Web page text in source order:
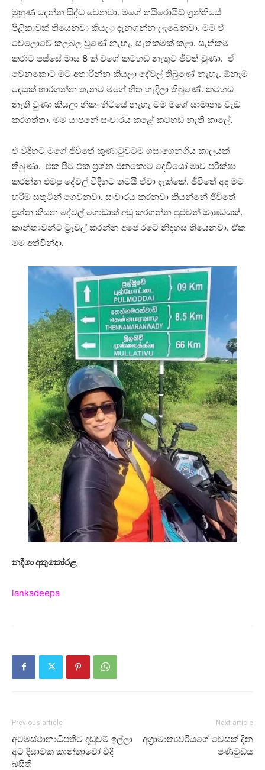
මුහුණ දෙන්න සිද්ධ වෙනවා. මගේ තයිරොයිඩ් ග්‍රන්තියේ
පිළිකාවක් තියෙනවා කියලා දැනගන්න ලැබෙනවා. මම ඒ
වෙලොවේ කලබල වුණේ නැහැ. සැත්කමක් කළා. සැත්කම
කරාට පස්සේ මාස 8 ක් වගේ කටහඬ නැතුව ජීවත් වුණා. ඒ
වෙනකොට මට අතාරින්න කියලා දේවල් තිබුණේ නැහැ. ඕනෑම
දෙයක් භාරගන්න තැනට මගේ හිත හැදිලා තිබුණේ. කටහඬ
නැති වුණා කියලා නිකං හිටියේ නැහැ මම මගේ සාමාන්‍ය වැඩ
කරගත්තා. මම යාපනේ සංචාරය කළේ කටහඩ නැති කාලේ.
ඒ විදිහට මගේ ජිවිතේ කුණාටුවටම ගසාගෙනගිය කාලයක්
තිබුණා. එක පිට එක ප්‍රශ්න එනකොට දෙවියෝ මාව පරීක්ෂා
කරන්න එවපු දේවල් විදිහට තමයි ඒවා දැක්කේ. ජීවිතේ අද මම
හරිම සතුටින් ගෙවනවා. සංචාරය කරනවා කියන්නේ ජිවිතේ
ප්‍රශ්න කියන දේවල් ගොඩාක් අඩු කරගන්න පුළුවන් ඖෂධයක්.
කාන්තාවන්ට ට්‍රැවල් කරන්න අපේ රටේ නිදහස තියෙනවා. ඒක
මම අත්වින්දා.
නදීශා අතුකෝරළ
lankadeepa
Previous article
අටමස්ථානාධිපතිට දඬුවම් ඉල්ලා
අට දිසාවක කාන්තාවෝ වීදි
බසිති
Next article
අග්‍රාමාත්‍යවරියගේ වෙසක් දින
පණිවුඩය